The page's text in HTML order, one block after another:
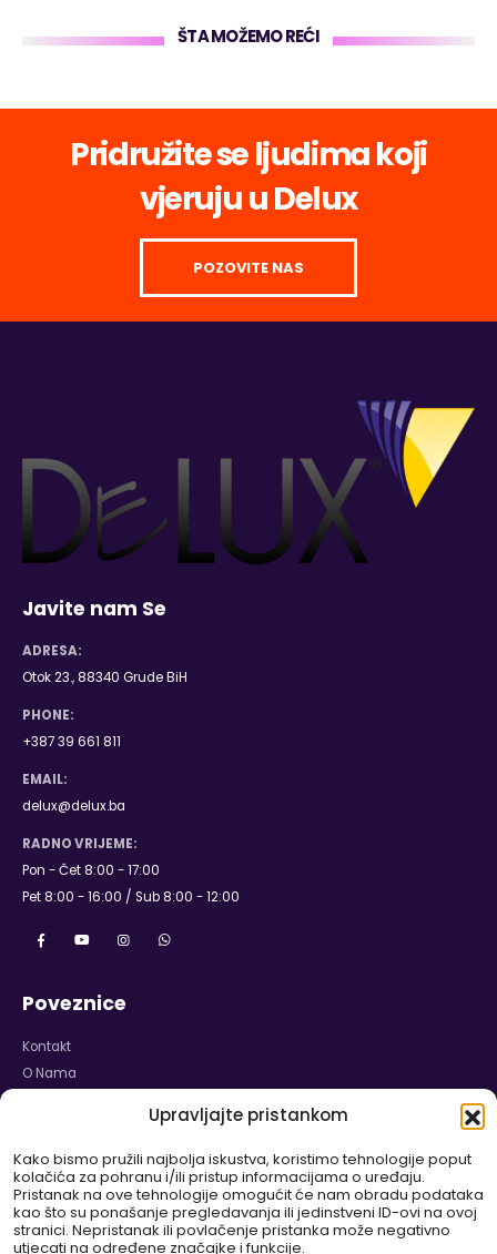
Upravljajte pristankom
Kako bismo pružili najbolja iskustva, koristimo tehnologije poput
kolačića za pohranu i/ili pristup informacijama o uređaju.
Pristanak na ove tehnologije omogućit će nam obradu podataka
kao što su ponašanje pregledavanja ili jedinstveni ID-ovi na ovoj
stranici. Nepristanak ili povlačenje pristanka može negativno
utjecati na određene značajke i funkcije.
ŠTA MOŽEMO REĆI
Pridružite se ljudima koji
vjeruju u Delux
POZOVITE NAS
Javite nam Se
ADRESA:
Otok 23., 88340 Grude BiH
PHONE:
+387 39 661 811
EMAIL:
delux@delux.ba
RADNO VRIJEME:
Pon - Čet 8:00 - 17:00
Pet 8:00 - 16:00 / Sub 8:00 - 12:00
Poveznice
Kontakt
O Nama
Izjava o Privatnosti
Politika Kolačića
Odricanje od Odgovornosti
Pravilnik o Garanciji i Reklamaciji